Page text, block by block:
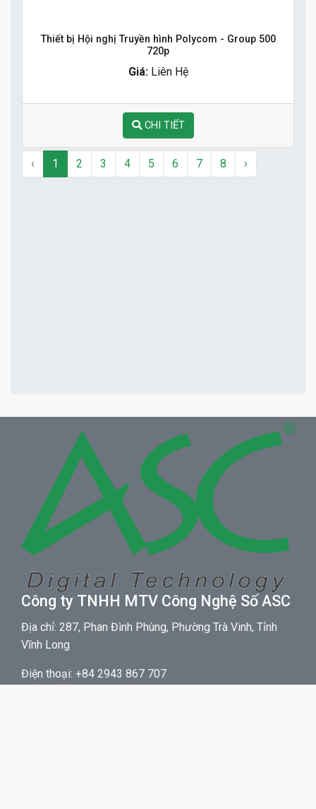
Thiết bị Hội nghị Truyền hình Polycom - Group 500
720p
Giá: Liên Hệ
CHI TIẾT
‹ 1 2 3 4 5 6 7 8 ›
Công ty TNHH MTV Công Nghệ Số ASC
Địa chỉ: 287, Phan Đình Phùng, Phường Trà Vinh, Tỉnh
Vĩnh Long
Điện thoại: +84 2943 867 707